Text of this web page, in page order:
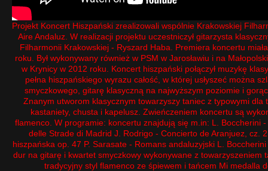
Projekt Koncert Hiszpański zrealizowali wspólnie Krakowskiej
Aire Andaluz. W realizacji projektu uczestniczył gitarzysta
Filharmonii Krakowskiej - Ryszard Haba. Premiera koncertu
roku. Był wykonywany również w PSM w Jarosławiu i na
w Krynicy w 2012 roku. Koncert hiszpański połączył muzykę
pełna hiszpańskiego wyrazu całość, w której usłyszeć można
smyczkowego, gitarę klasyczną na najwyższym poziomie i
Znanym utworom klasycznym towarzyszy taniec z typowymi dla
kastaniety, chusta i kapelusz. Zwieńczeniem koncertu są
flamenco. W programie: koncertu znajdują się m.in: L. Boccherini
delle Strade di Madrid J. Rodrigo - Concierto de Aranjuez, cz.
hiszpańska op. 47 P. Sarasate - Romans andaluzyjski L.
dur na gitarę i kwartet smyczkowy wykonywane z towarzyszeniem
tradycyjny styl flamenco ze śpiewem i tańcem Mi medalla